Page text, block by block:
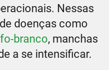
Nessas
doenças como
branco, manchas
a se intensificar.